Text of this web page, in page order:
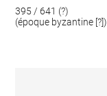
395 / 641 (?)
(époque byzantine [?])